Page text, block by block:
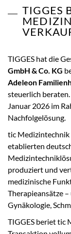
TIGGES
TIGGES hat die
GmbH & Co. KG
Adeleon
steuerlich
Januar 2026 im
Nachfolgelösung.
tic Medizintechnik
etablierten
produziert und
medizinische
Therapieansätze
Gynäkologie,
TIGGES beriet tic